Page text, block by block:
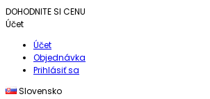
DOHODNITE SI CENU
Účet
Účet
Objednávka
Prihlásiť sa
Slovensko